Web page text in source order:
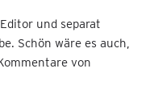
und separat
Schön wäre es auch,
von